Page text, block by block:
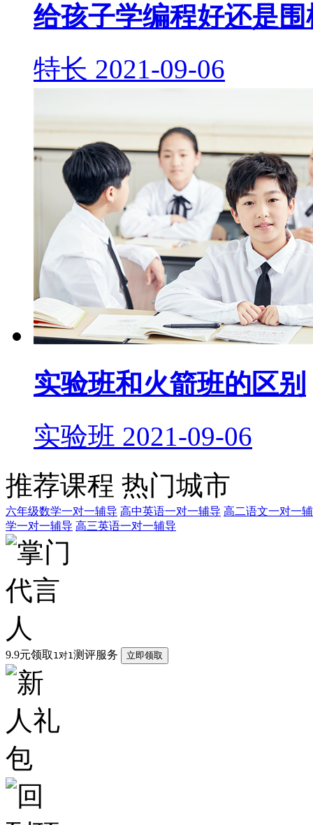
给孩子学编程好还是围
特长 2021-09-06
实验班和火箭班的区别
实验班 2021-09-06
推荐课程 热门城市
六年级数学一对一辅导 高中英语一对一辅导 高二语文一对一
学一对一辅导 高三英语一对一辅导
9.9元领取 1对1测评服务 立即领取